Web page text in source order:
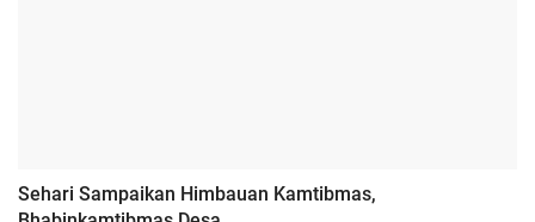
Sehari Sampaikan Himbauan Kamtibmas,